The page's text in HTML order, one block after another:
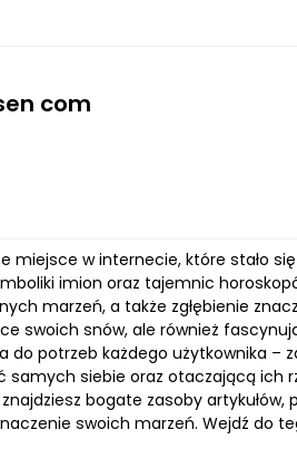
com
miejsce w internecie, które stało
imion oraz tajemnic
marzeń, a także zgłębienie
swoich snów, ale również
do potrzeb każdego użytkownika –
samych siebie oraz otaczającą ich
bogate zasoby
swoich marzeń. Wejdź do